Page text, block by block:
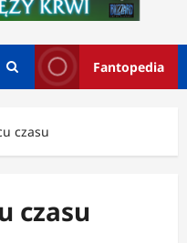
Fantopedia
czasu
czasu